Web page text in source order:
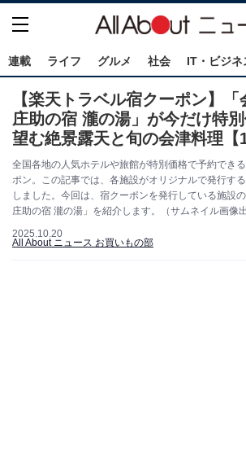
連載 ライフ グルメ 社会 IT・ビジネ
【楽天トラベル宿クーポン】
庄助の宿 瀧の湯」が今だけ特
望む絶景露天と旬の会津料理【
全国各地の人気ホテルや旅館が特別価格で予約でき
ポン。この記事では、各施設がオリジナルで発行す
しました。今回は、宿クーポンを発行している施設
庄助の宿 瀧の湯」を紹介します。（サムネイル画像
2025.10.20
All About ニュース お買いもの部